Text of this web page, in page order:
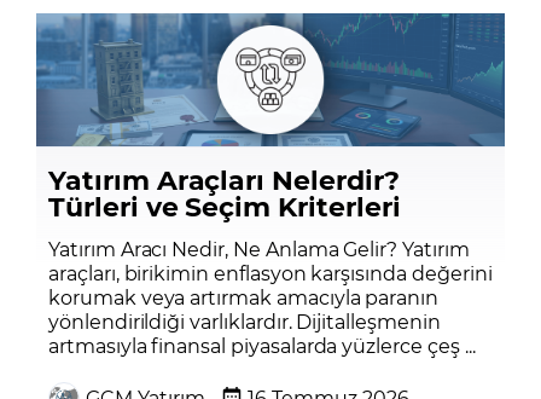
Yatırım Araçları Nelerdir?
Türleri ve Seçim Kriterleri
Yatırım Aracı Nedir, Ne Anlama Gelir? Yatırım
araçları, birikimin enflasyon karşısında değerini
korumak veya artırmak amacıyla paranın
yönlendirildiği varlıklardır. Dijitalleşmenin
artmasıyla finansal piyasalarda yüzlerce çeş ...